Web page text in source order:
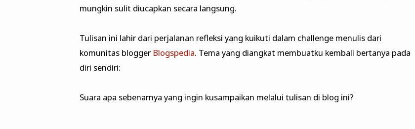
mungkin sulit diucapkan secara langsung.
Tulisan ini lahir dari perjalanan refleksi yang kuikuti dalam challenge menulis dari
komunitas blogger Blogspedia. Tema yang diangkat membuatku kembali bertanya pada
diri sendiri:
Suara apa sebenarnya yang ingin kusampaikan melalui tulisan di blog ini?